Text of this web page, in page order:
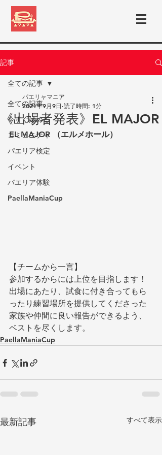
記事
全ての記事
今すぐ始める
コミュニティ
パエリア検定
イベント
パエリア体験
PaellaManiaCup
全ての記事
《出場者発表》EL MAJOR
パエリャマニア
2021年9月9日 読了時間: 1分
EL MAJOR （エルメホール）
【チームから一言】
参加するからには上位を目指します！
出場にあたり、試食に付き合ってもら
ったり練習場所を提供してくださった
家族や仲間に良い報告ができるよう、
ベストを尽くします。
PaellaManiaCup
最新記事 すべて表示